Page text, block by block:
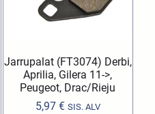
Jarrupalat (FT3074) Derbi,
Aprilia, Gilera 11->,
Peugeot, Drac/Rieju
5,97 € SIS. ALV